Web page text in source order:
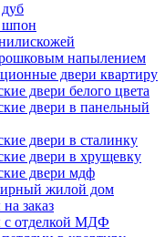
шпон
напылением
двери квартиру
двери белого цвета
двери в панельный
двери в сталинку
двери в хрущевку
двери мдф
жилой дом
заказ
с отделкой МДФ